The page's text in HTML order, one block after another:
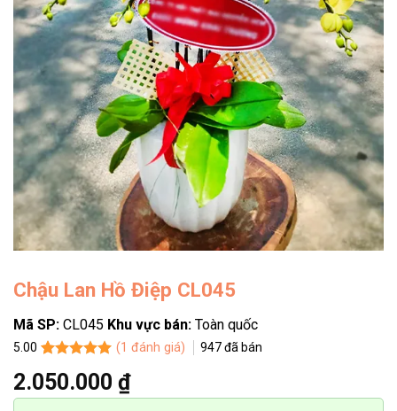
Chậu Lan Hồ Điệp CL045
Mã SP: CL045 Khu vực bán: Toàn quốc
5.00
dựa trên
đánh giá
(1 đánh giá) 947đã bán
2.050.000 ₫